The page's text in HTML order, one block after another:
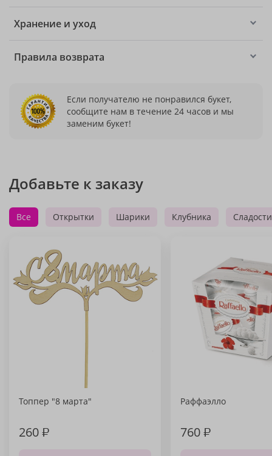
Хранение и уход
Правила возврата
Если получателю не понравился букет,
сообщите нам в течение 24 часов и мы
заменим букет!
Добавьте к заказу
Все Открытки Шарики Клубника Сладости
Топпер "8 марта"
260₽
Раффаэлло
760₽